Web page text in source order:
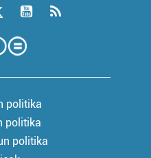
politika
politika
politika